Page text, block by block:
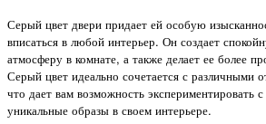
Серый цвет двери придает ей особую
вписаться в любой интерьер. Он создает
атмосферу в комнате, а также делает ее более
Серый цвет идеально сочетается с различными
что дает вам возможность экспериментировать
уникальные образы в своем интерьере.